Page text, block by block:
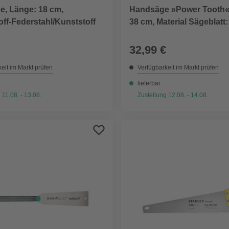
Länge: 18 cm,
Federstahl/Kunststoff
im Markt prüfen
- 13.08.
Handsäge »Power
38 cm, Material
32,99 €
Verfügbarkeit im Markt prüfen
lieferbar
Zustellung 12.08. - 14.08.